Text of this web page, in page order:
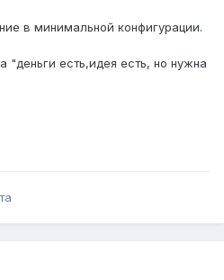
в минимальной конфигурации.
"деньги есть,идея есть, но нужна